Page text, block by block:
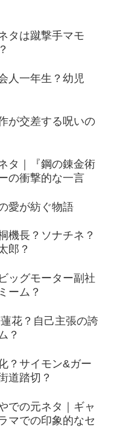
タは蹴撃手マモ
人一年生？幼児
が交差する呪いの
タ｜『鋼の錬金術
の衝撃的な一言
愛が紡ぐ物語
機長？ソナチネ？
郎？
ッグモーター副社
ーム？
花？自己主張の誇
？
？サイモン&ガー
道踏切？
での元ネタ｜ギャ
マでの印象的なセ